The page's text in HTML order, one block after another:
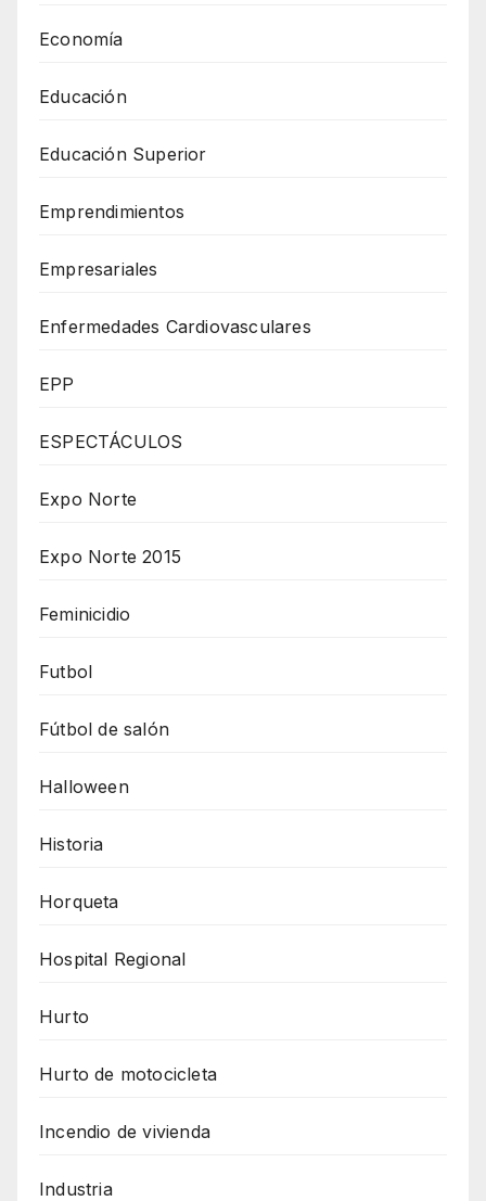
Economía
Educación
Educación Superior
Emprendimientos
Empresariales
Enfermedades Cardiovasculares
EPP
ESPECTÁCULOS
Expo Norte
Expo Norte 2015
Feminicidio
Futbol
Fútbol de salón
Halloween
Historia
Horqueta
Hospital Regional
Hurto
Hurto de motocicleta
Incendio de vivienda
Industria